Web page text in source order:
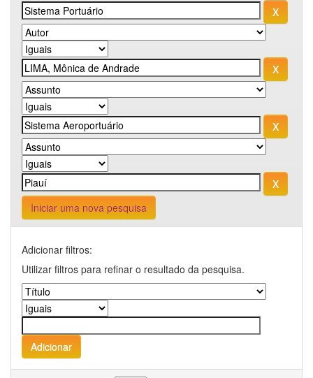
Iniciar uma nova pesquisa
Adicionar filtros:
Utilizar filtros para refinar o resultado da pesquisa.